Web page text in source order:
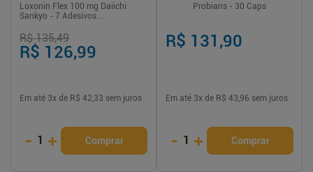
Loxonin Flex 100 mg Daiichi
Sankyo - 7 Adesivos
R$ 135,49
R$ 126,99
Em até 3x de R$ 42,33 sem juros
- 1 + Comprar
Probians - 30 Caps
R$ 131,90
Em até 3x de R$ 43,96 sem juros
- 1 + Comprar